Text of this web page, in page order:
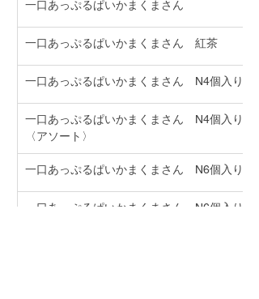
一口あっぷるぱいかまくまさん
一口あっぷるぱいかまくまさん　紅茶
一口あっぷるぱいかまくまさん　N4個入り
一口あっぷるぱいかまくまさん　N4個入り
〈アソート〉
一口あっぷるぱいかまくまさん　N6個入り
一口あっぷるぱいかまくまさん　N6個入り